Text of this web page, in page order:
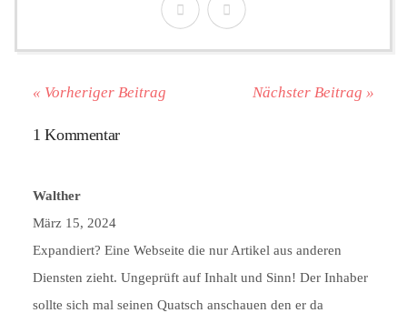
« Vorheriger Beitrag Nächster Beitrag »
1 Kommentar
Walther
März 15, 2024
Expandiert? Eine Webseite die nur Artikel aus anderen
Diensten zieht. Ungeprüft auf Inhalt und Sinn! Der Inhaber
sollte sich mal seinen Quatsch anschauen den er da